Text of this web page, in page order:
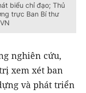
biểu chỉ đạo; Thủ
trực Ban Bí thư
nghiên cứu,
xem xét ban
và phát triển